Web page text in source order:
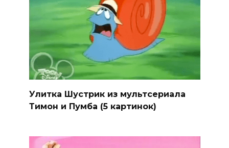
Улитка Шустрик из мультсериала
Тимон и Пумба (5 картинок)